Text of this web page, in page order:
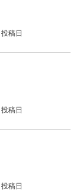
投稿日
投稿日
投稿日